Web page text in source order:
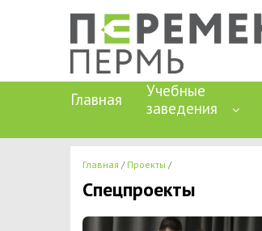
Главная
Учебные
заведения
Главная Проекты
Спецпроекты